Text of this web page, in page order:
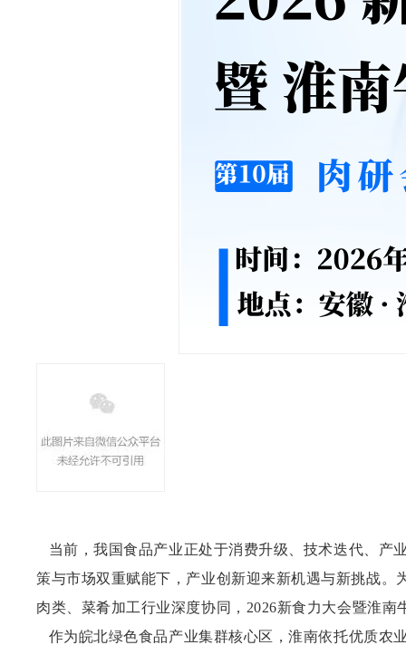
当前，我国食品产业正处于消费升级、技术迭代、产
策与市场双重赋能下，产业创新迎来新机遇与新挑战
肉类、菜肴加工行业深度协同， 2026新食力大会暨淮南
作为皖北绿色食品产业集群核心区，淮南依托优质农